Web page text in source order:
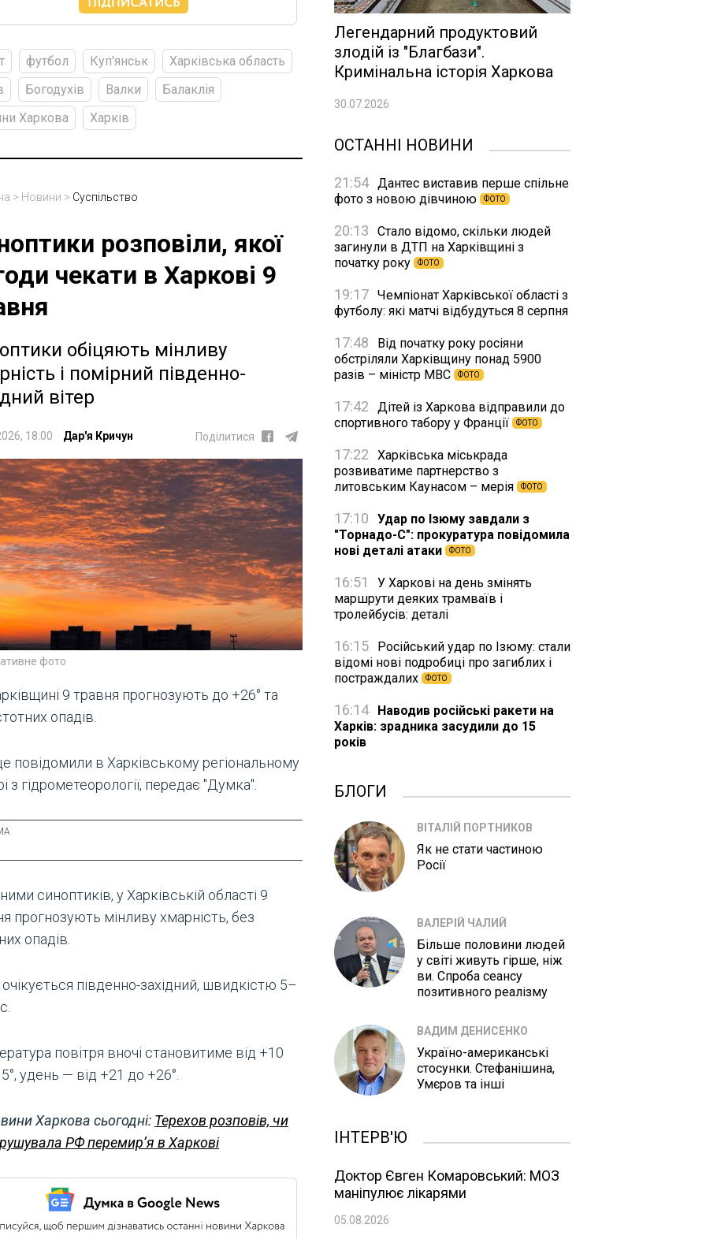
футбол Куп'янськ
Харківська область
Богодухів Валки
Балаклія
Харкова
Харків
> Новини > Суспільство
розповіли, якої
чекати в Харкові 9
обіцяють мінливу
і помірний південно-
вітер
18:00 Дар'я Кричун Поділитися
фото
9 травня прогнозують до +26° та
опадів.
повідомили в Харківському регіональному
з гідрометеорології, передає "Думка".
синоптиків, у Харківській області 9
прогнозують мінливу хмарність, без
опадів.
очікується південно-західний, швидкістю 5–
повітря вночі становитиме від +10
удень — від +21 до +26°.
Харкова сьогодні: Терехов розповів, чи
РФ перемирʼя в Харкові
Легендарний продуктовий
злодій із "Благбази".
Кримінальна історія Харкова
30.07.2026
ОСТАННІ НОВИНИ
21:54 Дантес виставив перше спільне
фото з новою дівчиною
ФОТО
20:13
Стало відомо, скільки людей
загинули в ДТП на Харківщині з
початку року
ФОТО
19:17 Чемпіонат Харківської області з
футболу: які матчі відбудуться 8 серпня
17:48
Від початку року росіяни
обстріляли Харківщину понад 5900
разів – міністр МВС
ФОТО
17:42
Дітей із Харкова відправили до
спортивного табору у Франції
ФОТО
17:22
Харківська міськрада
розвиватиме партнерство з
литовським Каунасом – мерія
ФОТО
17:10
Удар по Ізюму завдали з
"Торнадо-С": прокуратура повідомила
нові деталі атаки
ФОТО
16:51
У Харкові на день змінять
маршрути деяких трамваїв і
тролейбусів: деталі
16:15
Російський удар по Ізюму: стали
відомі нові подробиці про загиблих і
постраждалих
ФОТО
16:14
Наводив російські ракети на
Харків: зрадника засудили до 15
років
БЛОГИ
ВІТАЛІЙ ПОРТНИКОВ
Як не стати частиною
Росії
ВАЛЕРІЙ ЧАЛИЙ
Більше половини людей
у світі живуть гірше, ніж
ви. Спроба сеансу
позитивного реалізму
ВАДИМ ДЕНИСЕНКО
Україно-американські
стосунки. Стефанішина,
Умєров та інші
ІНТЕРВ'Ю
Доктор Євген Комаровський: МОЗ
маніпулює лікарями
05.08.2026